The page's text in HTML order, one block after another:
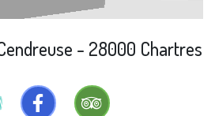
- 28000 Chartres